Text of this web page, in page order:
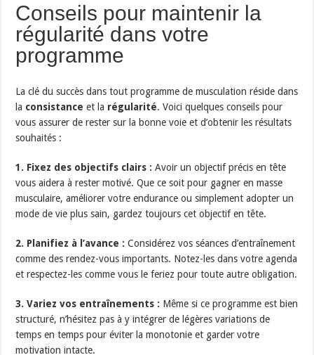
Conseils pour maintenir la
régularité dans votre
programme
La clé du succès dans tout programme de musculation réside dans
la consistance et la régularité. Voici quelques conseils pour
vous assurer de rester sur la bonne voie et d’obtenir les résultats
souhaités :
1. Fixez des objectifs clairs : Avoir un objectif précis en tête
vous aidera à rester motivé. Que ce soit pour gagner en masse
musculaire, améliorer votre endurance ou simplement adopter un
mode de vie plus sain, gardez toujours cet objectif en tête.
2. Planifiez à l’avance : Considérez vos séances d’entraînement
comme des rendez-vous importants. Notez-les dans votre agenda
et respectez-les comme vous le feriez pour toute autre obligation.
3. Variez vos entraînements : Même si ce programme est bien
structuré, n’hésitez pas à y intégrer de légères variations de
temps en temps pour éviter la monotonie et garder votre
motivation intacte.